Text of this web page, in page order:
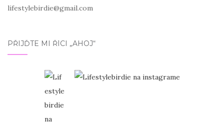
lifestylebirdie@gmail.com
PŘIJĎTE MI ŘÍCI „AHOJ“